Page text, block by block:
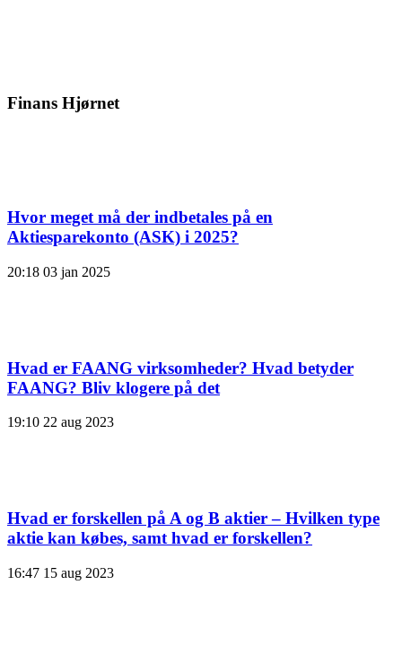
Finans Hjørnet
Hvor meget må der indbetales på en
Aktiesparekonto (ASK) i 2025?
20:18 03 jan 2025
Hvad er FAANG virksomheder? Hvad betyder
FAANG? Bliv klogere på det
19:10 22 aug 2023
Hvad er forskellen på A og B aktier – Hvilken type
aktie kan købes, samt hvad er forskellen?
16:47 15 aug 2023